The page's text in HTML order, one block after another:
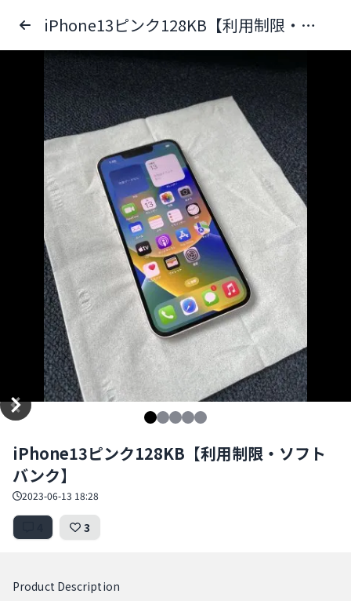
iPhone13ピンク128KB【利用制限・ソフトバンク】
iPhone13ピンク128KB【利用制限・ソフト
バンク】
2023-06-13 18:28
3
Product Description